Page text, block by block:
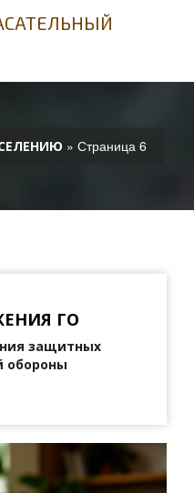
» Страница 6
ГО
защитных
обороны